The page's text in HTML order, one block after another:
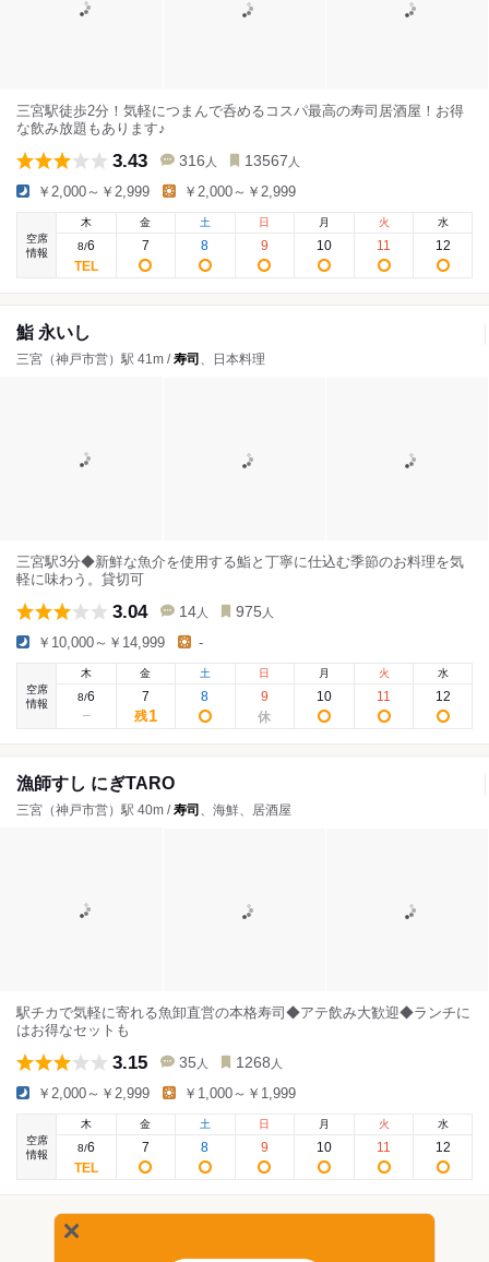
三宮駅徒歩2分！気軽につまんで呑めるコスパ最高の寿司居酒屋！お得
な飲み放題もあります♪
3.43 316 人 13567 人
￥2,000～￥2,999 ￥2,000～￥2,999
空席
情報
木
8/6
金
7
土
8
日
9
月
10
火
11
水
12
鮨 永いし
三宮（神戸市営）駅 41m /寿司 、日本料理
三宮駅3分◆新鮮な魚介を使用する鮨と丁寧に仕込む季節のお料理を気
軽に味わう。貸切可
3.04 14 人 975 人
￥10,000～￥14,999 -
空席
情報
木
8/6
金
7
残1
土
8
日
9
月
10
火
11
水
12
漁師すし にぎTARO
三宮（神戸市営）駅 40m /寿司 、海鮮、居酒屋
駅チカで気軽に寄れる魚卸直営の本格寿司◆アテ飲み大歓迎◆ランチに
はお得なセットも
3.15 35 人 1268 人
￥2,000～￥2,999 ￥1,000～￥1,999
空席
情報
木
8/6
金
7
土
8
日
9
月
10
火
11
水
12